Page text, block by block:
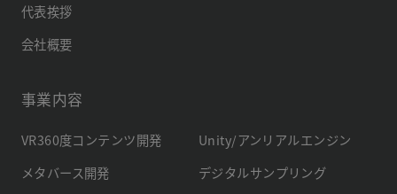
代表挨拶
会社概要
事業内容
VR360度コンテンツ開発
Unity/アンリアルエンジン
メタバース開発
デジタルサンプリング